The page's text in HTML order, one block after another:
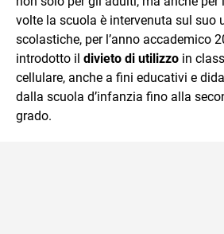
volte la scuola è intervenuta sul suo
scolastiche, per l’anno accademico
introdotto il divieto di utilizzo in
cellulare, anche a fini educativi e
dalla scuola d’infanzia fino alla
grado.